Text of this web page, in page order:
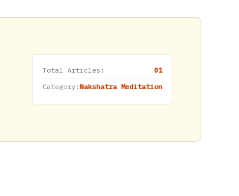
Total Articles:
01
Category:Nakshatra Meditation